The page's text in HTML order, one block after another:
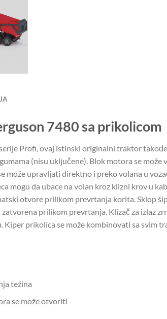
7480 sa prikolicom
Profi, ovaj istinski originalni traktor
(nisu uključene). Blok motora se
može upravljati direktno i preko volana u
mogu da ubace na volan kroz klizni krov u
otvore prilikom prevrtanja korita. Sklop
prilikom prevrtanja. Klizač za izlaz
Kiper prikolica se može kombinovati sa svim
težina
se može otvoriti